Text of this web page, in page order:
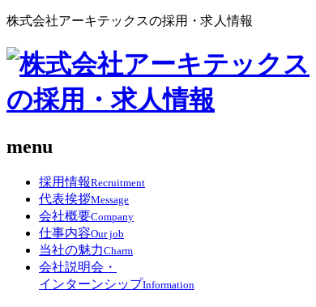
株式会社アーキテックスの採用・求人情報
menu
採用情報Recruitment
代表挨拶Message
会社概要Company
仕事内容Our job
当社の魅力Charm
会社説明会・
インターンシップInformation